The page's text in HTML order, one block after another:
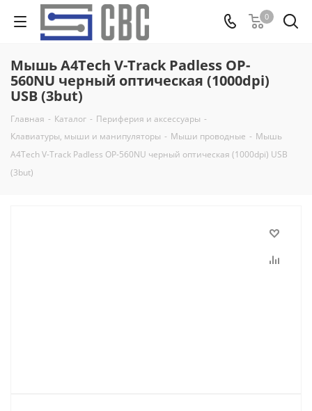
0
Мышь A4Tech V-Track Padless OP-
560NU черный оптическая (1000dpi)
USB (3but)
Главная - Каталог - Периферия и аксессуары -
Клавиатуры, мыши и манипуляторы - Мыши проводные - Мышь
A4Tech V-Track Padless OP-560NU черный оптическая (1000dpi) USB
(3but)